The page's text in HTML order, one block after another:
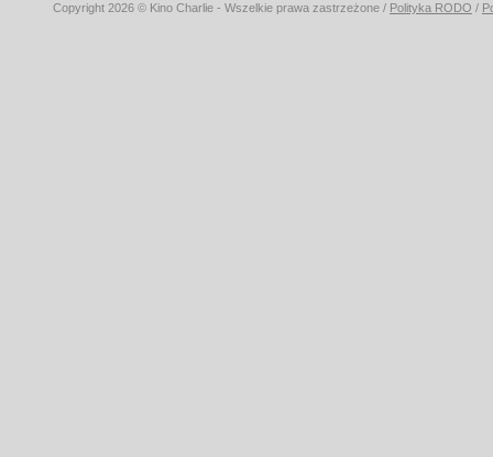
Copyright 2026 © Kino Charlie - Wszelkie prawa zastrzeżone / Polityka RODO /